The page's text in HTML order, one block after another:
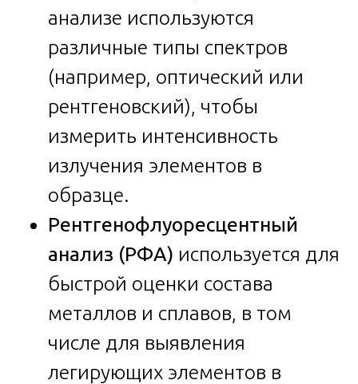
анализе используются
различные типы спектров
(например, оптический или
рентгеновский), чтобы
измерить интенсивность
излучения элементов в
образце.
Рентгенофлуоресцентный
анализ (РФА) используется для
быстрой оценки состава
металлов и сплавов, в том
числе для выявления
легирующих элементов в